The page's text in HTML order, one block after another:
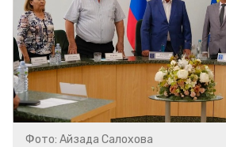
Фото: Айзада Салохова